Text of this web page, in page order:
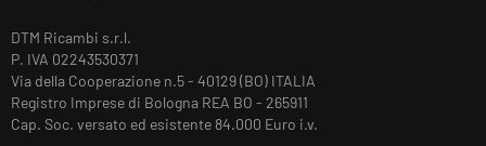
DTM Ricambi s.r.l.
P. IVA 02243530371
Via della Cooperazione n.5 - 40129 (BO) ITALIA
Registro Imprese di Bologna REA BO - 265911
Cap. Soc. versato ed esistente 84.000 Euro i.v.